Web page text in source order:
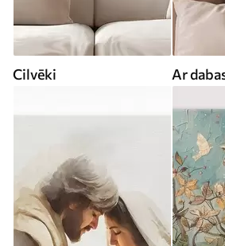
Cilvēki Ar